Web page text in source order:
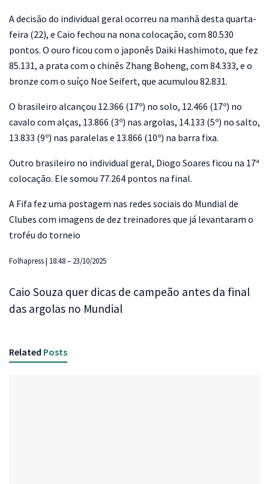
A decisão do individual geral ocorreu na manhã desta quarta-
feira (22), e Caio fechou na nona colocação, com 80.530
pontos. O ouro ficou com o japonês Daiki Hashimoto, que fez
85.131, a prata com o chinês Zhang Boheng, com 84.333, e o
bronze com o suíço Noe Seifert, que acumulou 82.831.
O brasileiro alcançou 12.366 (17º) no solo, 12.466 (17º) no
cavalo com alças, 13.866 (3º) nas argolas, 14.133 (5º) no salto,
13.833 (9º) nas paralelas e 13.866 (10º) na barra fixa.
Outro brasileiro no individual geral, Diogo Soares ficou na 17ª
colocação. Ele somou 77.264 pontos na final.
A Fifa fez uma postagem nas redes sociais do Mundial de
Clubes com imagens de dez treinadores que já levantaram o
troféu do torneio
Folhapress | 18:48 – 23/10/2025
Caio Souza quer dicas de campeão antes da final
das argolas no Mundial
Related Posts